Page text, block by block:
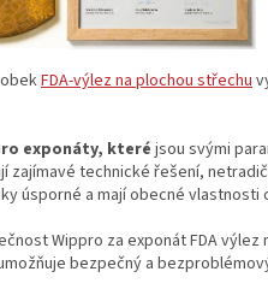
FDA-výlez na plochou střechu
exponáty, které jsou svými
technické řešení,
úsporné a mají obecné
Wippro za exponát FDA
bezpečný a